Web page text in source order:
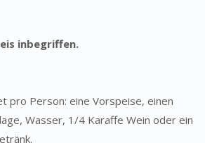
inbegriffen.
pro Person: eine Vorspeise, einen
Wasser, 1/4 Karaffe Wein oder ein